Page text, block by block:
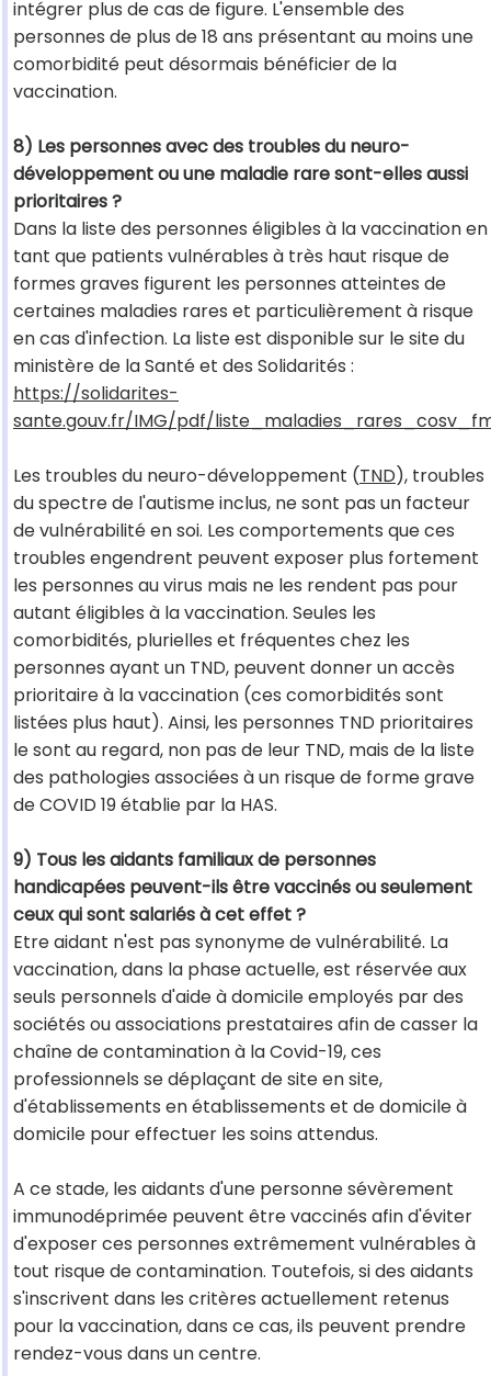
intégrer plus de cas de figure. L'ensemble des
personnes de plus de 18 ans présentant au moins une
comorbidité peut désormais bénéficier de la
vaccination.
8) Les personnes avec des troubles du neuro-
développement ou une maladie rare sont-elles aussi
prioritaires ?
Dans la liste des personnes éligibles à la vaccination en
tant que patients vulnérables à très haut risque de
formes graves figurent les personnes atteintes de
certaines maladies rares et particulièrement à risque
en cas d'infection. La liste est disponible sur le site du
ministère de la Santé et des Solidarités :
https://solidarites-
sante.gouv.fr/IMG/pdf/
Les troubles du neuro-développement (TND), troubles
du spectre de l'autisme inclus, ne sont pas un facteur
de vulnérabilité en soi. Les comportements que ces
troubles engendrent peuvent exposer plus fortement
les personnes au virus mais ne les rendent pas pour
autant éligibles à la vaccination. Seules les
comorbidités, plurielles et fréquentes chez les
personnes ayant un TND, peuvent donner un accès
prioritaire à la vaccination (ces comorbidités sont
listées plus haut). Ainsi, les personnes TND prioritaires
le sont au regard, non pas de leur TND, mais de la liste
des pathologies associées à un risque de forme grave
de COVID 19 établie par la HAS.
9) Tous les aidants familiaux de personnes
handicapées peuvent-ils être vaccinés ou seulement
ceux qui sont salariés à cet effet ?
Etre aidant n'est pas synonyme de vulnérabilité. La
vaccination, dans la phase actuelle, est réservée aux
seuls personnels d'aide à domicile employés par des
sociétés ou associations prestataires afin de casser la
chaîne de contamination à la Covid-19, ces
professionnels se déplaçant de site en site,
d'établissements en établissements et de domicile à
domicile pour effectuer les soins attendus.
A ce stade, les aidants d'une personne sévèrement
immunodéprimée peuvent être vaccinés afin d'éviter
d'exposer ces personnes extrêmement vulnérables à
tout risque de contamination. Toutefois, si des aidants
s'inscrivent dans les critères actuellement retenus
pour la vaccination, dans ce cas, ils peuvent prendre
rendez-vous dans un centre.